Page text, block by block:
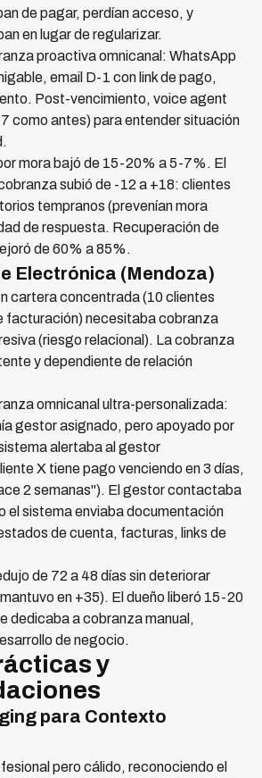
de pagar, perdían acceso, y
en lugar de regularizar.
proactiva omnicanal: WhatsApp
email D-1 con link de pago,
Post-vencimiento, voice agent
como antes) para entender situación
mora bajó de 15-20% a 5-7%. El
subió de -12 a +18: clientes
tempranos (prevenían mora
de respuesta. Recuperación de
de 60% a 85%.
Electrónica (Mendoza)
cartera concentrada (10 clientes
facturación) necesitaba cobranza
(riesgo relacional). La cobranza
y dependiente de relación
omnicanal ultra-personalizada:
gestor asignado, pero apoyado por
alertaba al gestor
X tiene pago venciendo en 3 días,
2 semanas"). El gestor contactaba
el sistema enviaba documentación
de cuenta, facturas, links de
de 72 a 48 días sin deteriorar
en +35). El dueño liberó 15-20
dedicaba a cobranza manual,
de negocio.
y
para Contexto
pero cálido, reconociendo el